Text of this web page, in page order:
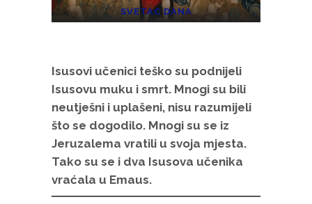
SVETAC DANA
Isusovi učenici teško su podnijeli
Isusovu muku i smrt. Mnogi su bili
neutješni i uplašeni, nisu razumijeli
što se dogodilo. Mnogi su se iz
Jeruzalema vratili u svoja mjesta.
Tako su se i dva Isusova učenika
vraćala u Emaus.